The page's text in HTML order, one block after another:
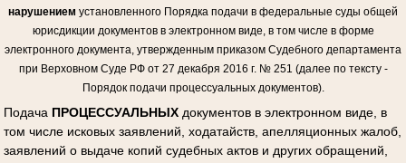
нарушением установленного Порядка подачи в федеральные суды общей
юрисдикции документов в электронном виде, в том числе в форме
электронного документа, утвержденным приказом Судебного департамента
при Верховном Суде РФ от 27 декабря 2016 г. № 251 (далее по тексту -
Порядок подачи процессуальных документов).
Подача ПРОЦЕССУАЛЬНЫХ документов в электронном виде, в
том числе исковых заявлений, ходатайств, апелляционных жалоб,
заявлений о выдаче копий судебных актов и других обращений,